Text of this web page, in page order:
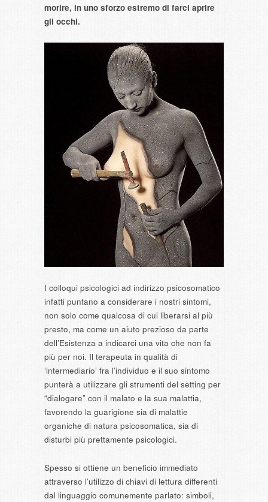
morire, in uno sforzo estremo di farci aprire
gli occhi.
I colloqui psicologici ad indirizzo psicosomatico
infatti puntano a considerare i nostri sintomi,
non solo come qualcosa di cui liberarsi al più
presto, ma come un aiuto prezioso da parte
dell’Esistenza a indicarci una vita che non fa
più per noi. Il terapeuta in qualità di
‘intermediario’ fra l’individuo e il suo sintomo
punterà a utilizzare gli strumenti del setting per
“dialogare” con il malato e la sua malattia,
favorendo la guarigione sia di malattie
organiche di natura psicosomatica, sia di
disturbi più prettamente psicologici.
Spesso si ottiene un beneficio immediato
attraverso l’utilizzo di chiavi di lettura differenti
dal linguaggio comunemente parlato: simboli,